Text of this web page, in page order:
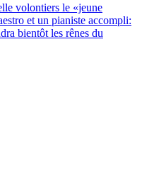
volontiers le «jeune
et un pianiste accompli:
bientôt les rênes du